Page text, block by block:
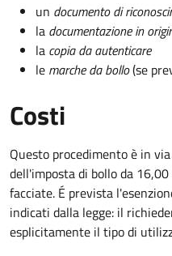
un documento di
la documentazione in
la copia da autenticare
le marche da bollo(se
Costi
Questo procedimento è in
dell'imposta di bollo da
facciate. É prevista
indicati dalla legge: il
esplicitamente il tipo di